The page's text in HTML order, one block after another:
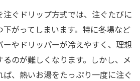
ぐドリップ方式では、注ぐたびに
がってしまいます。特に冬場など
やドリッパーが冷えやすく、理想
のが難しくなります。しかし、メ
ば、熱いお湯をたっぷり一度に注ぐ